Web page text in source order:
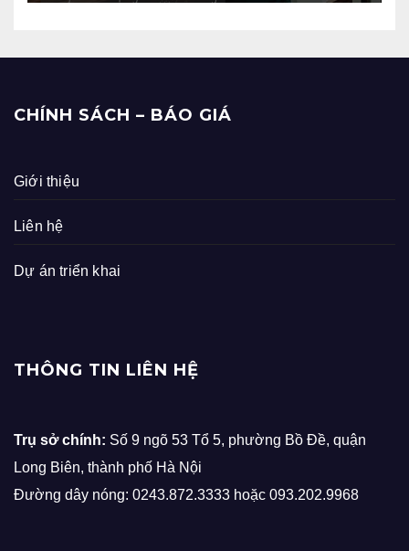
CHÍNH SÁCH – BÁO GIÁ
Giới thiệu
Liên hệ
Dự án triển khai
THÔNG TIN LIÊN HỆ
Trụ sở chính: Số 9 ngõ 53 Tổ 5, phường Bồ Đề, quận
Long Biên, thành phố Hà Nội
Đường dây nóng: 0243.872.3333 hoặc 093.202.9968